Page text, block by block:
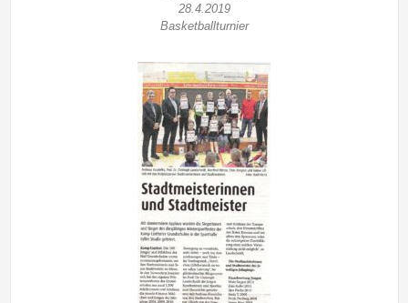
28.4.2019
Basketballturnier